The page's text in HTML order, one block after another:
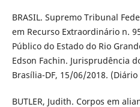
BRASIL. Supremo Tribunal
em Recurso Extraordinário n.
Público do Estado do Rio
Edson Fachin. Jurisprudência
Brasília-DF, 15/06/2018.
BUTLER, Judith. Corpos em